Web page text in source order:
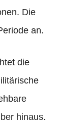
Die
an.
die
hinaus.